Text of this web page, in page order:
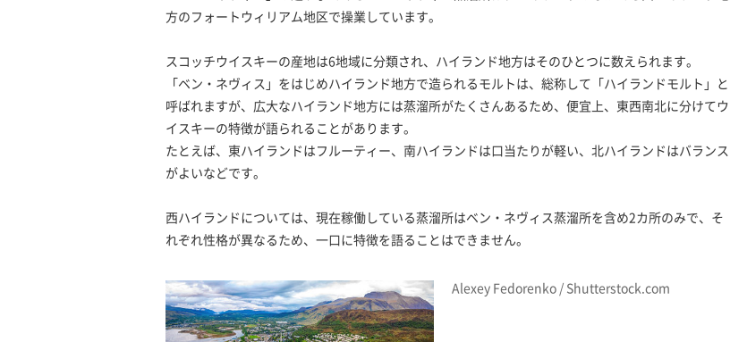
方のフォートウィリアム地区で操業しています。
スコッチウイスキーの産地は6地域に分類され、ハイランド地方はそのひとつに数えられます。
「ベン・ネヴィス」をはじめハイランド地方で造られるモルトは、総称して「ハイランドモルト」と
呼ばれますが、広大なハイランド地方には蒸溜所がたくさんあるため、便宜上、東西南北に分けてウ
イスキーの特徴が語られることがあります。
たとえば、東ハイランドはフルーティー、南ハイランドは口当たりが軽い、北ハイランドはバランス
がよいなどです。
西ハイランドについては、現在稼働している蒸溜所はベン・ネヴィス蒸溜所を含め2カ所のみで、そ
れぞれ性格が異なるため、一口に特徴を語ることはできません。
Alexey Fedorenko / Shutterstock.com